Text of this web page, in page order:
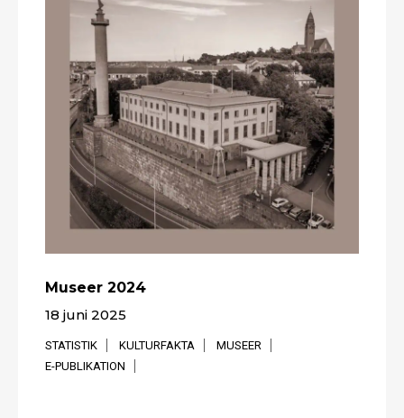
Museer 2024
18 juni 2025
STATISTIK KULTURFAKTA
MUSEER
E-PUBLIKATION